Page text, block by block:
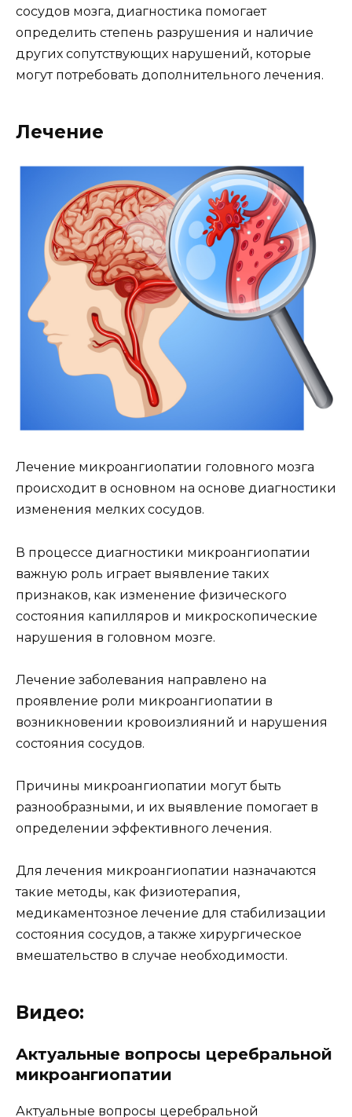
сосудов мозга, диагностика помогает
определить степень разрушения и наличие
других сопутствующих нарушений, которые
могут потребовать дополнительного лечения.
Лечение
Лечение микроангиопатии головного мозга
происходит в основном на основе диагностики
изменения мелких сосудов.
В процессе диагностики микроангиопатии
важную роль играет выявление таких
признаков, как изменение физического
состояния капилляров и микроскопические
нарушения в головном мозге.
Лечение заболевания направлено на
проявление роли микроангиопатии в
возникновении кровоизлияний и нарушения
состояния сосудов.
Причины микроангиопатии могут быть
разнообразными, и их выявление помогает в
определении эффективного лечения.
Для лечения микроангиопатии назначаются
такие методы, как физиотерапия,
медикаментозное лечение для стабилизации
состояния сосудов, а также хирургическое
вмешательство в случае необходимости.
Видео:
Актуальные вопросы церебральной
микроангиопатии
Актуальные вопросы церебральной